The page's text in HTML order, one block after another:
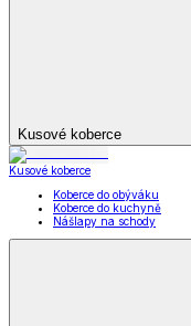
Kusové koberce
Kusové koberce
Koberce do obýváku
Koberce do kuchyně
Nášlapy na schody